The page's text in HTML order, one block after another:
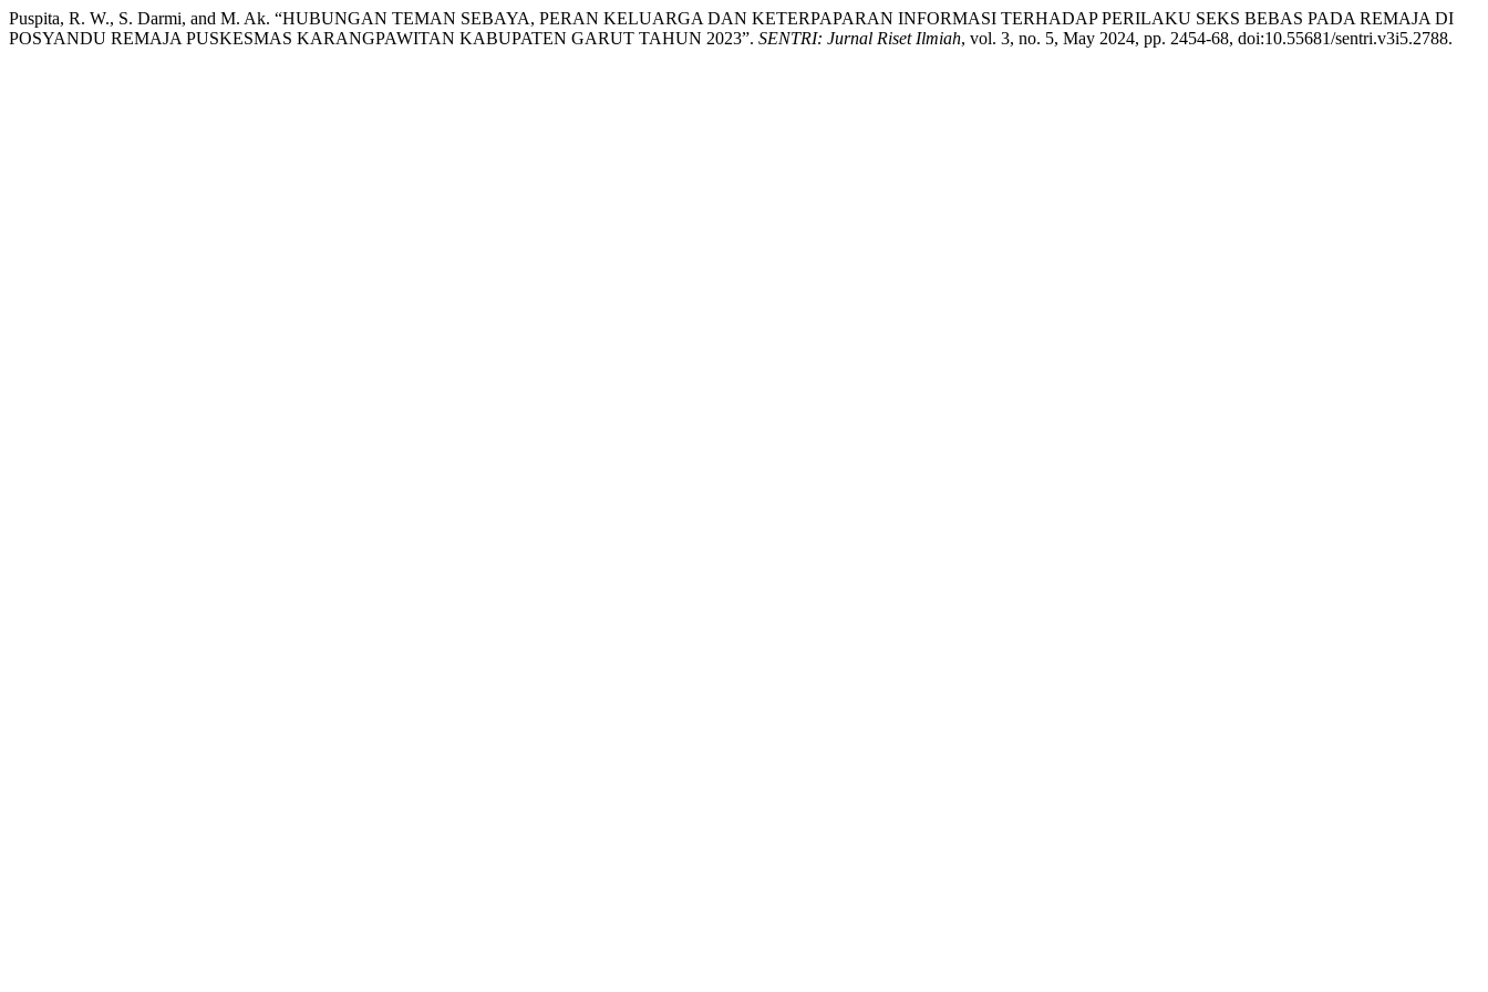
Puspita, R. W., S. Darmi, and M. Ak. “HUBUNGAN TEMAN SEBAYA, PERAN KELUARGA DAN KETERPAPARAN INFORMASI TERHADAP PERILAKU SEKS BEBAS PADA REMAJA DI
POSYANDU REMAJA PUSKESMAS KARANGPAWITAN KABUPATEN GARUT TAHUN 2023”. SENTRI: Jurnal Riset Ilmiah, vol. 3, no. 5, May 2024, pp. 2454-68, doi:10.55681/sentri.v3i5.2788.